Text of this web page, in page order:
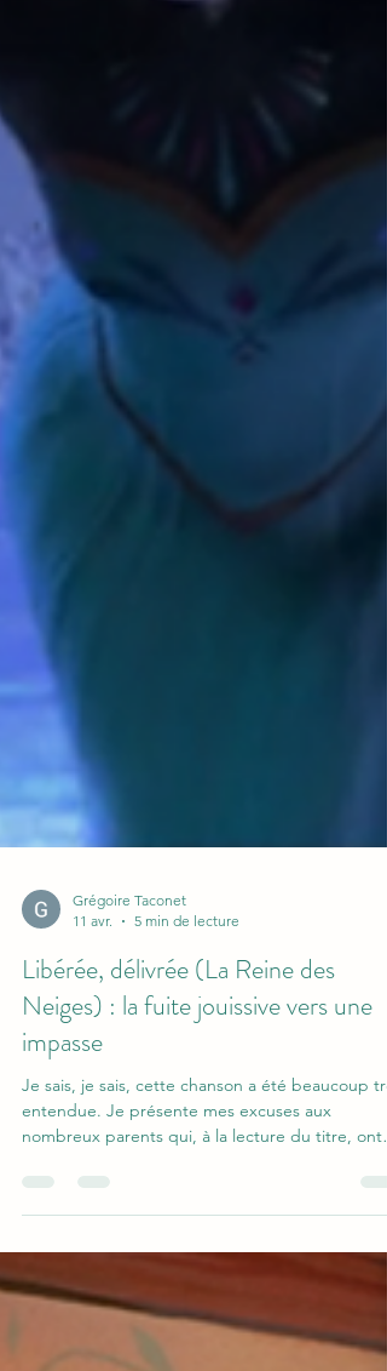
11 avr.
5 min de lecture
Libérée, délivrée (La Reine des
Neiges) : la fuite jouissive vers une
impasse
Je sais, je sais, cette chanson a été beaucoup
nombreux parents qui, à la lecture du titre, ont
autant marché, c'est probablement que le
message porté a fait écho pour beaucoup...
même si c'est surtout son ambivalence qui la
de la version anglaise. Il y a toujours des